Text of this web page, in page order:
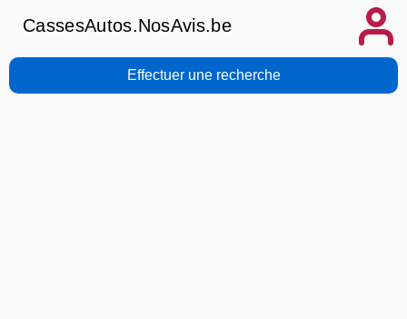
CassesAutos.NosAvis.be
Effectuer une recherche